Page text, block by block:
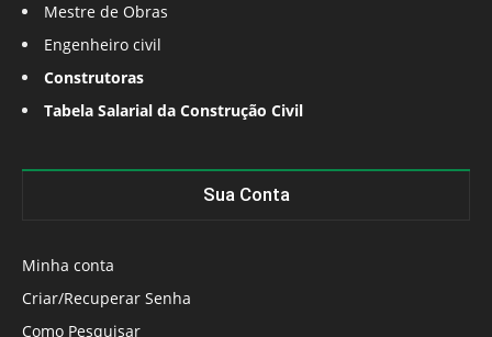
Mestre de Obras
Engenheiro civil
Construtoras
Tabela Salarial da Construção Civil
Sua Conta
Minha conta
Criar/Recuperar Senha
Como Pesquisar